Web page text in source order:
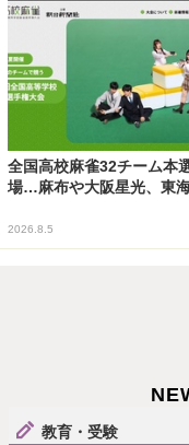
全国高校麻雀32チーム本
場…麻布や大阪星光、東
2026.8.5
教育・受験